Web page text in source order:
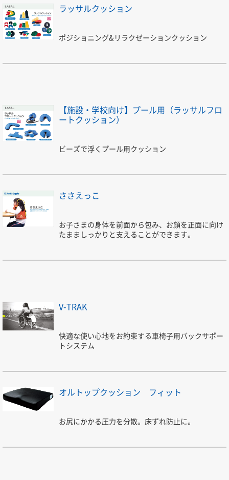
ラッサルクッション
ポジショニング&リラクゼーションクッション
【施設・学校向け】プール用（ラッサルフロ
ートクッション）
ビーズで浮くプール用クッション
ささえっこ
お子さまの身体を前面から包み、お顔を正面に向け
たまましっかりと支えることができます。
V-TRAK
快適な使い心地をお約束する車椅子用バックサポー
トシステム
オルトップクッション フィット
お尻にかかる圧力を分散。床ずれ防止に。